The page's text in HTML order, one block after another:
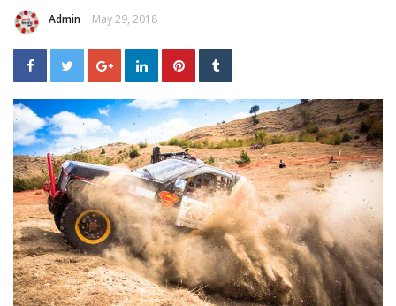
Admin May 29, 2018